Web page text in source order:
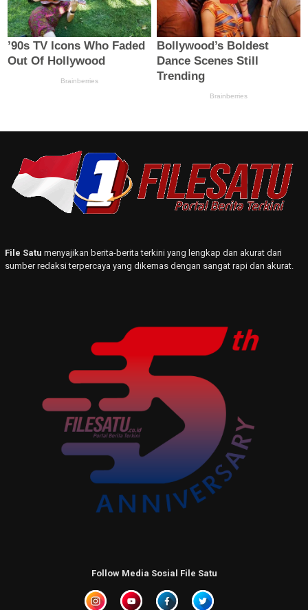
File Satu menyajikan berita-berita terkini yang lengkap dan akurat dari
sumber redaksi terpercaya yang dikemas dengan sangat rapi dan akurat.
Follow Media Sosial File Satu